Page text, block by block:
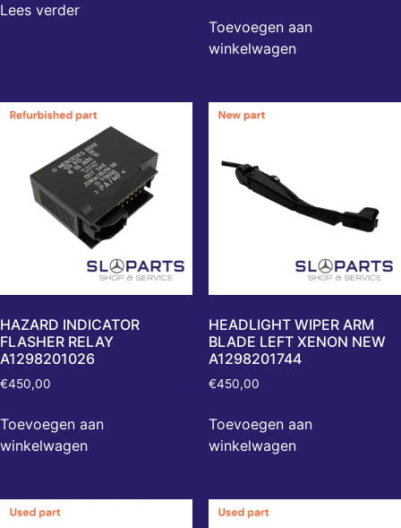
Lees verder
Toevoegen aan
winkelwagen
HAZARD INDICATOR
FLASHER RELAY
A1298201026
€450,00
Toevoegen aan
winkelwagen
HEADLIGHT WIPER ARM
BLADE LEFT XENON NEW
A1298201744
€450,00
Toevoegen aan
winkelwagen